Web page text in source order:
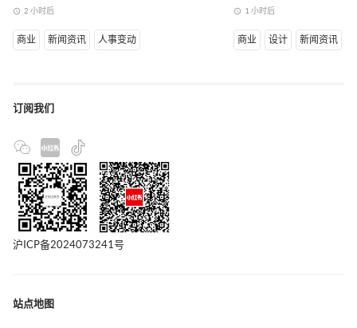
access_time 2 小时后
商业 新闻资讯 人事变动
access_time 1 小时后
商业 设计 新闻资讯
订阅我们
沪ICP备2024073241号
站点地图